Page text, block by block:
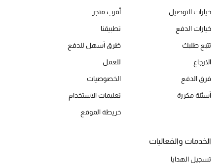
العودة إلى المدرسة
مستلزمات المنزل
خيارات التوصيل
خيارات الدفع
تتبع طلبك
الارجاع
فرق الدفع
أسئلة مكررة
أقرب متجر
تطبيقنا
طُرق أسهل للدفع
للعمل
الخصوصيات
تعليمات الاستخدام
خريطة الموقع
الخدمات والفعاليات
تسجيل الهدايا